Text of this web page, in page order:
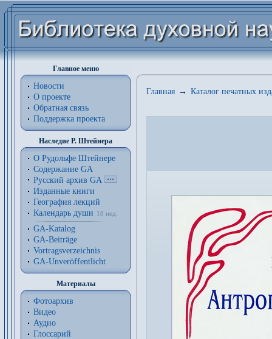
Главное меню
Новости
О проекте
Обратная связь
Поддержка проекта
Наследие Р. Штейнера
О Рудольфе Штейнере
Содержание GA
Русский архив GA
Изданные книги
География лекций
Календарь души
18 нед.
GA-Katalog
GA-Beiträge
Vortragsverzeichnis
GA-Unveröffentlicht
Материалы
Фотоархив
Видео
Аудио
Глоссарий
Главная → Каталог печатных